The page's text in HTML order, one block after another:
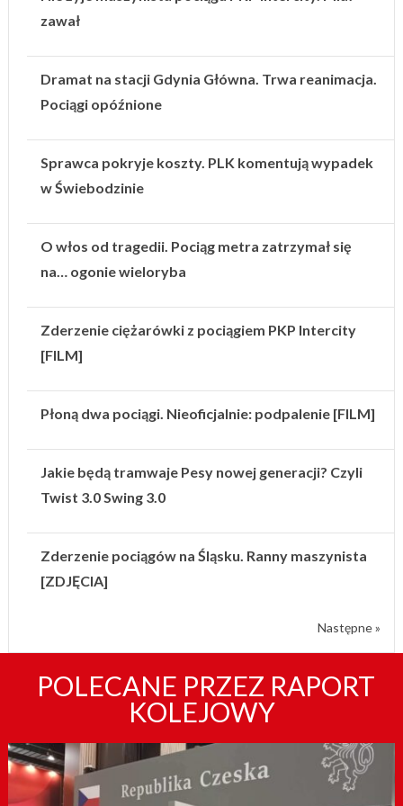
zawał
Dramat na stacji Gdynia Główna. Trwa reanimacja.
Pociągi opóźnione
Sprawca pokryje koszty. PLK komentują wypadek
w Świebodzinie
O włos od tragedii. Pociąg metra zatrzymał się
na… ogonie wieloryba
Zderzenie ciężarówki z pociągiem PKP Intercity
[FILM]
Płoną dwa pociągi. Nieoficjalnie: podpalenie [FILM]
Jakie będą tramwaje Pesy nowej generacji? Czyli
Twist 3.0 Swing 3.0
Zderzenie pociągów na Śląsku. Ranny maszynista
[ZDJĘCIA]
Następne »
POLECANE PRZEZ RAPORT
KOLEJOWY